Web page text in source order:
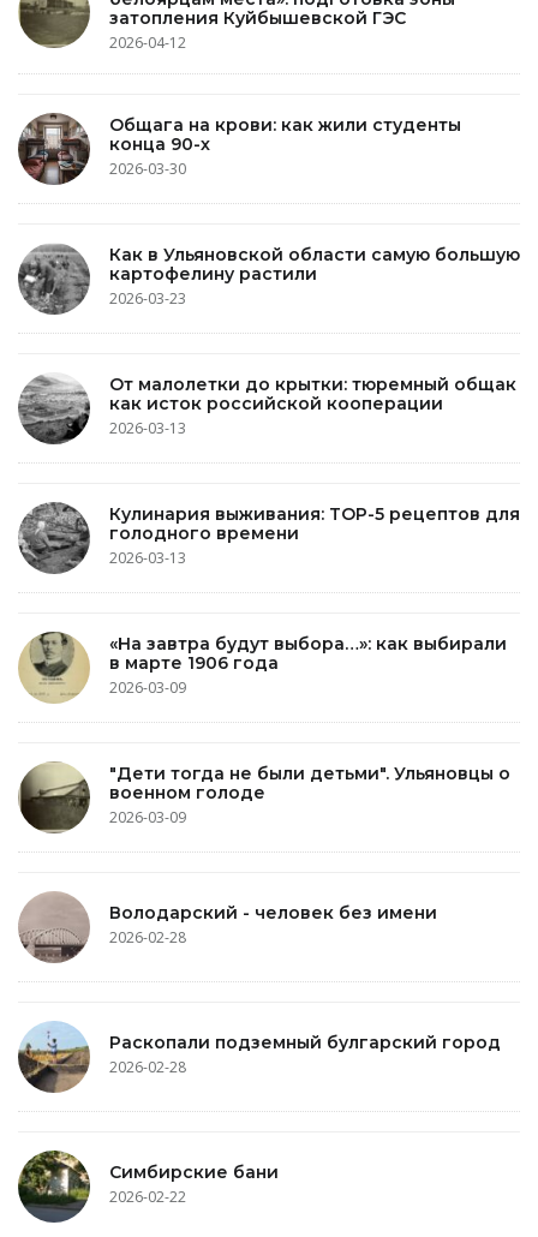
затопления Куйбышевской ГЭС
2026-04-12
Общага на крови: как жили студенты
конца 90-х
2026-03-30
Как в Ульяновской области самую большую
картофелину растили
2026-03-23
От малолетки до крытки: тюремный общак
как исток российской кооперации
2026-03-13
Кулинария выживания: TOP-5 рецептов для
голодного времени
2026-03-13
«На завтра будут выбора…»: как выбирали
в марте 1906 года
2026-03-09
"Дети тогда не были детьми". Ульяновцы о
военном голоде
2026-03-09
Володарский - человек без имени
2026-02-28
Раскопали подземный булгарский город
2026-02-28
Симбирские бани
2026-02-22